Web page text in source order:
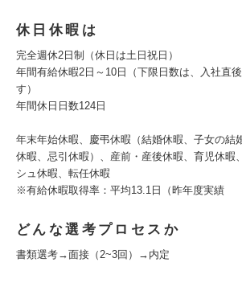
休日休暇は
完全週休2日制（休日は土日祝日）
年間有給休暇2日～10日（下限日数は、入社直
す）
年間休日日数124日
年末年始休暇、慶弔休暇（結婚休暇、子女の結
休暇、忌引休暇）、産前・産後休暇、育児休暇
シュ休暇、転任休暇
※有給休暇取得率：平均13.1日（昨年度実績
どんな選考プロセスか
書類選考→面接（2~3回）→内定